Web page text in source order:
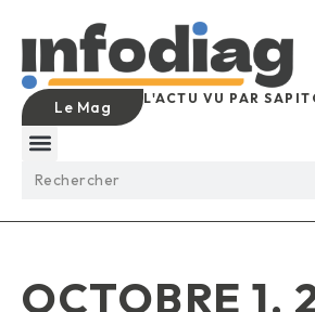
Le Mag L'ACTU VU PAR
OCTOBRE 1,